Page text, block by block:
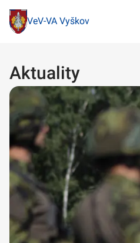
VeV-VA Vyškov
Aktuality